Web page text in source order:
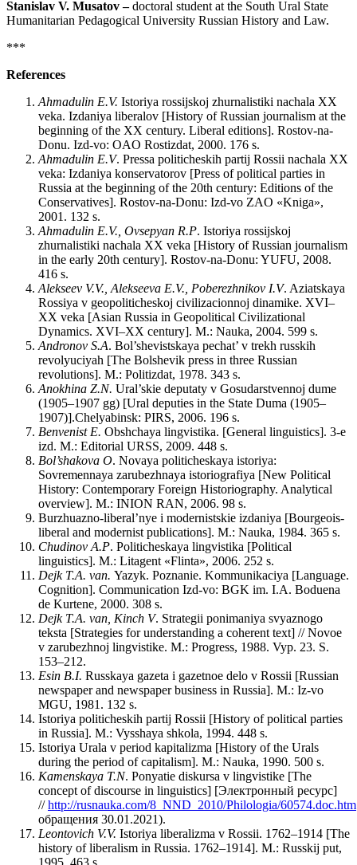
Stanislav V. Musatov–doctoral student at the South Ural State
Humanitarian Pedagogical University Russian History and Law.
***
References
Ahmadulin E.V. Istoriya rossijskoj zhurnalistiki nachala XX
veka. Izdaniya liberalov [History of Russian journalism at the
beginning of the XX century. Liberal editions]. Rostov-na-
Donu. Izd-vo: OAO Rostizdat, 2000. 176 s.
Ahmadulin E.V. Pressa politicheskih partij Rossii nachala XX
veka: Izdaniya konservatorov [Press of political parties in
Russia at the beginning of the 20th century: Editions of the
Conservatives]. Rostov-na-Donu: Izd-vo ZAO «Kniga»,
2001. 132 s.
Ahmadulin E.V., Ovsepyan R.P. Istoriya rossijskoj
zhurnalistiki nachala XX veka [History of Russian journalism
in the early 20th century]. Rostov-na-Donu: YUFU, 2008.
416 s.
Alekseev V.V., Alekseeva E.V., Poberezhnikov I.V. Aziatskaya
Rossiya v geopoliticheskoj civilizacionnoj dinamike. XVI–
XX veka [Asian Russia in Geopolitical Civilizational
Dynamics. ХVI–XX century]. M.: Nauka, 2004. 599 s.
Andronov S.A. Bol’shevistskaya pechat’ v trekh russkih
revolyuciyah [The Bolshevik press in three Russian
revolutions]. M.: Politizdat, 1978. 343 s.
Anokhina Z.N. Ural’skie deputaty v Gosudarstvennoj dume
(1905–1907 gg) [Ural deputies in the State Duma (1905–
1907)].Chelyabinsk: PIRS, 2006. 196 s.
Benvenist E. Obshchaya lingvistika. [General linguistics]. 3-e
izd. M.: Editorial URSS, 2009. 448 s.
Bol’shakova O. Novaya politicheskaya istoriya:
Sovremennaya zarubezhnaya istoriografiya [New Political
History: Contemporary Foreign Historiography. Analytical
overview]. M.: INION RAN, 2006. 98 s.
Burzhuazno-liberal’nye i modernistskie izdaniya [Bourgeois-
liberal and modernist publications]. M.: Nauka, 1984. 365 s.
Chudinov A.P. Politicheskaya lingvistika [Political
linguistics]. M.: Litagent «Flinta», 2006. 252 s.
Dejk T.A. van. Yazyk. Poznanie. Kommunikaciya [Language.
Cognition]. Communication Izd-vo: BGK im. I.A. Boduena
de Kurtene, 2000. 308 s.
Dejk T.A. van, Kinch V. Strategii ponimaniya svyaznogo
teksta [Strategies for understanding a coherent text] // Novoe
v zarubezhnoj lingvistike. M.: Progress, 1988. Vyp. 23. S.
153–212.
Esin B.I. Russkaya gazeta i gazetnoe delo v Rossii [Russian
newspaper and newspaper business in Russia]. M.: Iz-vo
MGU, 1981. 132 s.
Istoriya politicheskih partij Rossii [History of political parties
in Russia]. M.: Vysshaya shkola, 1994. 448 s.
Istoriya Urala v period kapitalizma [History of the Urals
during the period of capitalism]. M.: Nauka, 1990. 500 s.
Kamenskaya T.N. Ponyatie diskursa v lingvistike [The
concept of discourse in linguistics] [Электронный ресурс]
//http://rusnauka.com/8_NND_2010/Philologia/60574.doc.htm
обращения 30.01.2021).
Leontovich V.V. Istoriya liberalizma v Rossii. 1762–1914 [The
history of liberalism in Russia. 1762–1914]. M.: Russkij put,